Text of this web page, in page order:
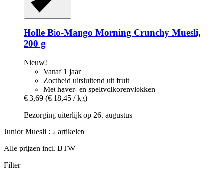
Holle Bio-​Mango Morning Crunchy Muesli,
200 g
Nieuw!
Vanaf 1 jaar
Zoetheid uitsluitend uit fruit
Met haver- en speltvolkorenvlokken
€ 3,69 (€ 18,45 / kg)
Bezorging uiterlijk op 26. augustus
Junior Muesli : 2 artikelen
Alle prijzen incl. BTW
Filter